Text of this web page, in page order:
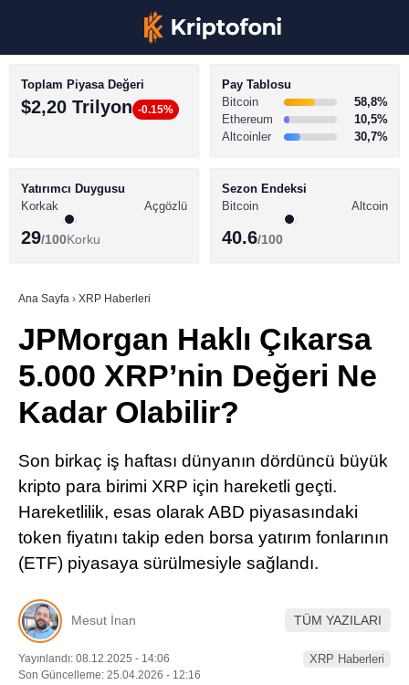
Youtube
TikTok
LinkedIn
Telegram
BİTCOİN HABERLERİ
ALTCOİN HABERLERİ
SÖZLÜK
Toplam Piyasa Değeri
$2,20 Trilyon -0.15%
Pay Tablosu
Bitcoin
58,8%
Ethereum
10,5%
Altcoinler
30,7%
Yatırımcı Duygusu
Korkak
Açgözlü
29/100Korku
Sezon Endeksi
Bitcoin
Altcoin
40.6/100
Ana Sayfa › XRP Haberleri
JPMorgan Haklı Çıkarsa
5.000 XRP’nin Değeri Ne
Kadar Olabilir?
Son birkaç iş haftası dünyanın dördüncü büyük
kripto para birimi XRP için hareketli geçti.
Hareketlilik, esas olarak ABD piyasasındaki
token fiyatını takip eden borsa yatırım fonlarının
(ETF) piyasaya sürülmesiyle sağlandı.
Mesut İnan TÜM YAZILARI
Yayınlandı: 08.12.2025 - 14:06
Son Güncelleme: 25.04.2026 - 12:16
XRP Haberleri